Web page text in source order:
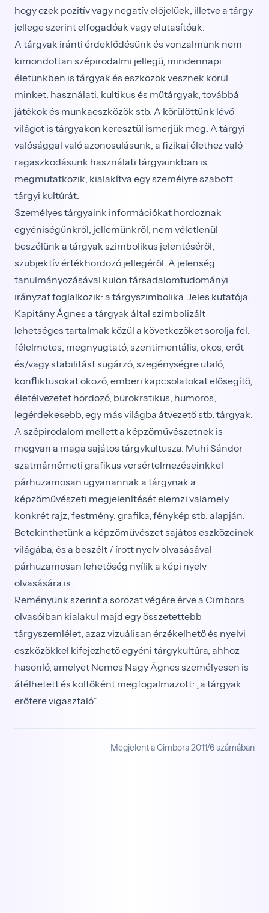
hogy ezek pozitív vagy negatív előjelűek, illetve a tárgy
jellege szerint elfogadóak vagy elutasítóak.
A tárgyak iránti érdeklődésünk és vonzalmunk nem
kimondottan szépirodalmi jellegű, mindennapi
életünkben is tárgyak és eszközök vesznek körül
minket: használati, kultikus és műtárgyak, továbbá
játékok és munkaeszközök stb. A körülöttünk lévő
világot is tárgyakon keresztül ismerjük meg. A tárgyi
valósággal való azonosulásunk, a fizikai élethez való
ragaszkodásunk használati tárgyainkban is
megmutatkozik, kialakítva egy személyre szabott
tárgyi kultúrát.
Személyes tárgyaink információkat hordoznak
egyéniségünkről, jellemünkről; nem véletlenül
beszélünk a tárgyak szimbolikus jelentéséről,
szubjektív értékhordozó jellegéről. A jelenség
tanulmányozásával külön társadalomtudományi
irányzat foglalkozik: a tárgyszimbolika. Jeles kutatója,
Kapitány Ágnes a tárgyak által szimbolizált
lehetséges tartalmak közül a következőket sorolja fel:
félelmetes, megnyugtató, szentimentális, okos, erőt
és/vagy stabilitást sugárzó, szegénységre utaló,
konﬂiktusokat okozó, emberi kapcsolatokat elősegítő,
életélvezetet hordozó, bürokratikus, humoros,
legérdekesebb, egy más világba átvezető stb. tárgyak.
A szépirodalom mellett a képzőművészetnek is
megvan a maga sajátos tárgykultusza. Muhi Sándor
szatmárnémeti grafikus versértelmezéseinkkel
párhuzamosan ugyanannak a tárgynak a
képzőművészeti megjelenítését elemzi valamely
konkrét rajz, festmény, grafika, fénykép stb. alapján.
Betekinthetünk a képzőművészet sajátos eszközeinek
világába, és a beszélt / írott nyelv olvasásával
párhuzamosan lehetőség nyílik a képi nyelv
olvasására is.
Reményünk szerint a sorozat végére érve a Cimbora
olvasóiban kialakul majd egy összetettebb
tárgyszemlélet, azaz vizuálisan érzékelhető és nyelvi
eszközökkel kifejezhető egyéni tárgykultúra, ahhoz
hasonló, amelyet Nemes Nagy Ágnes személyesen is
átélhetett és költőként megfogalmazott: „a tárgyak
erőtere vigasztaló”.
Megjelent a Cimbora 2011/6 számában